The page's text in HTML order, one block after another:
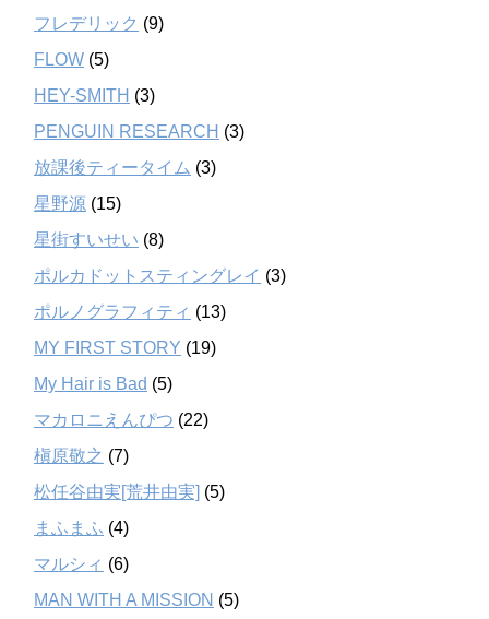
フレデリック (9)
FLOW (5)
HEY-SMITH (3)
PENGUIN RESEARCH (3)
放課後ティータイム (3)
星野源 (15)
星街すいせい (8)
ポルカドットスティングレイ (3)
ポルノグラフィティ (13)
MY FIRST STORY (19)
My Hair is Bad (5)
マカロニえんぴつ (22)
槇原敬之 (7)
松任谷由実[荒井由実] (5)
まふまふ (4)
マルシィ (6)
MAN WITH A MISSION (5)